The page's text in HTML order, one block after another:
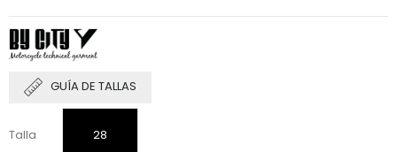
GUÍA DE TALLAS
Talla 28